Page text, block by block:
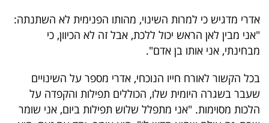
שיתופי
פעולה
דרושים
אדרי מדגיש כי למרות השינוי, מהותו הפנימית לא השתנתה:
"אני מבין לאן הראש יכול ללכת, אבל זה לא הכיוון, כי
מבחינתי, אני אותו בן אדם".
בכל הקשור לאורח חייו הנוכחי, אדרי מספר על השינויים
שעבר בשגרה היומית שלו, הכוללים תפילות והקפדה על
הלכות מסוימות. "אני מתפלל שלוש תפילות ביום, אני שומר